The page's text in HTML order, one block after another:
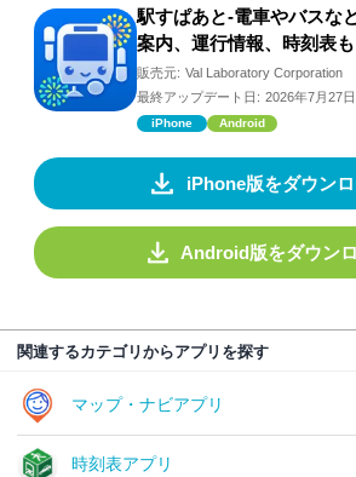
駅すぱあと-電車やバスな
案内、運行情報、時刻表も
販売元: Val Laboratory Corporation
最終アップデート日: 2026年7月27日
iPhone Android
iPhone版をダウン
Android版をダウン
関連するカテゴリからアプリを探す
マップ・ナビアプリ
時刻表アプリ